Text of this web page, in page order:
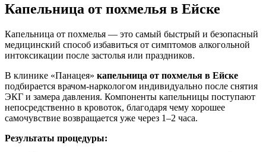
Капельница от похмелья в Ейске
Капельница от похмелья — это самый быстрый и безопасный
медицинский способ избавиться от симптомов алкогольной
интоксикации после застолья или праздников.
В клинике «Панацея» капельница от похмелья в Ейске
подбирается врачом-наркологом индивидуально после снятия
ЭКГ и замера давления. Компоненты капельницы поступают
непосредственно в кровоток, благодаря чему хорошее
самочувствие возвращается уже через 1–2 часа.
Результаты процедуры: